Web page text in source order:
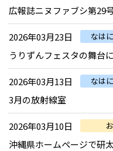
広報誌ニヌファブシ第29
2026年03月23日 なは
うりずんフェスタの舞台
2026年03月13日 なは
3月の放射線室
2026年03月10日
沖縄県ホームページで研